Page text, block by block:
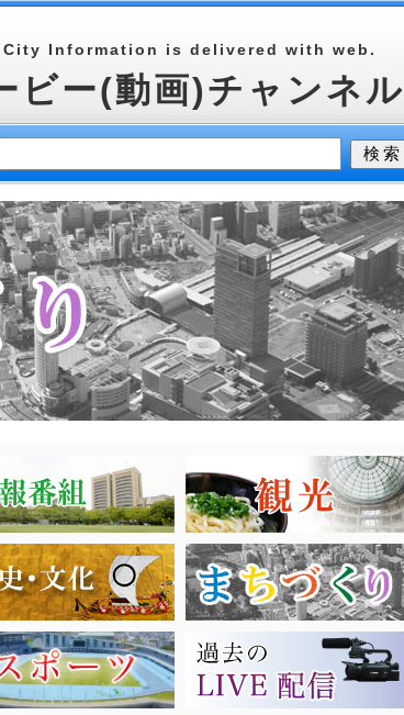
City Information is delivered with web.
ビー(動画)チャンネル